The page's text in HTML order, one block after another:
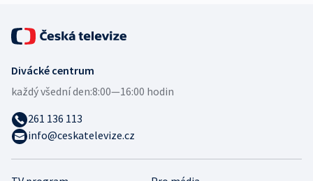
Divácké centrum
každý všední den:8:00—16:00 hodin
261 136 113
info@ceskatelevize.cz